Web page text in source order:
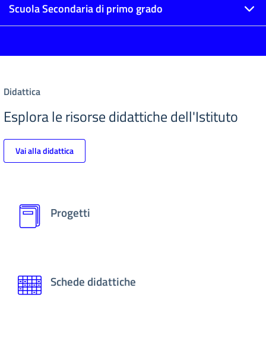
Scuola Secondaria di primo grado
Didattica
Esplora le risorse didattiche dell'Istituto
Vai alla didattica
Progetti
Schede didattiche